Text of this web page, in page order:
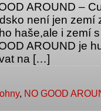
AROUND –
není jen zemí
haše,ale i zemí
AROUND je
na […]
, NO GOOD